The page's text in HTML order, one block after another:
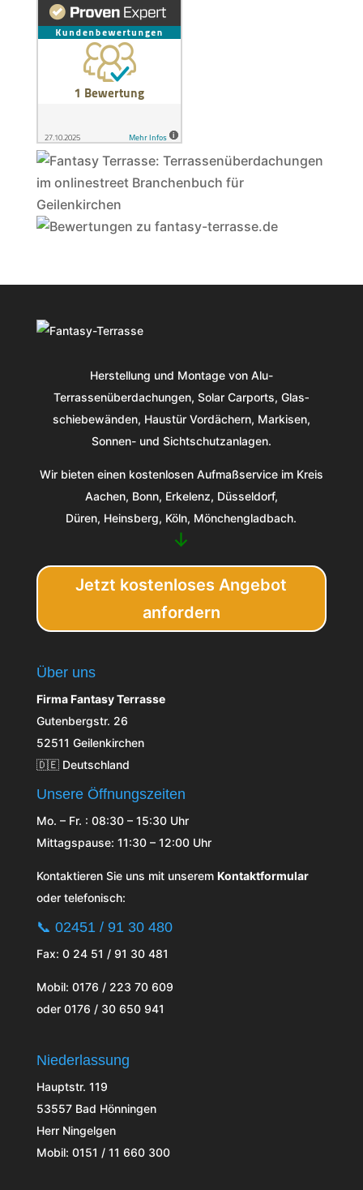
Herstellung und Montage von Alu-
Terrassenüberdachungen, Solar Carports, Glas­
schiebe­wänden, Haustür Vordächern, Markisen,
Sonnen- und Sichtschutzanlagen.
Wir bieten einen kostenlosen Aufmaßservice im Kreis
Aachen, Bonn, Erkelenz, Düsseldorf,
Düren, Heinsberg, Köln, Mönchengladbach.
↓
Jetzt kostenloses Angebot
anfordern
Über uns
Firma Fantasy Terrasse
Gutenbergstr. 26
52511 Geilenkirchen
🇩🇪 Deutschland
Unsere Öffnungszeiten
Mo. – Fr. : 08:30 – 15:30 Uhr
Mittagspause: 11:30 – 12:00 Uhr
Kontaktieren Sie uns mit unserem Kontaktformular
oder telefonisch:
📞 02451 / 91 30 480
Fax: 0 24 51 / 91 30 481
Mobil: 0176 / 223 70 609
oder 0176 / 30 650 941
Niederlassung
Hauptstr. 119
53557 Bad Hönningen
Herr Ningelgen
Mobil: 0151 / 11 660 300